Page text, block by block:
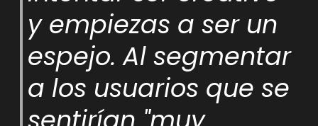
y empiezas a ser un
espejo. Al segmentar
a los usuarios que se